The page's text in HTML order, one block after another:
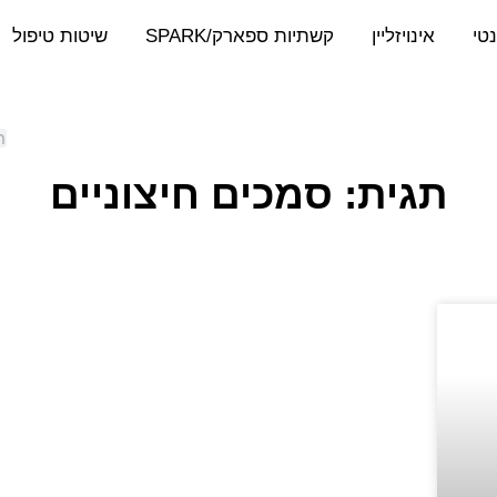
אינויזליין קשתיות ספארק/SPARK שיטות טיפול
תגית: סמכים חיצוניים